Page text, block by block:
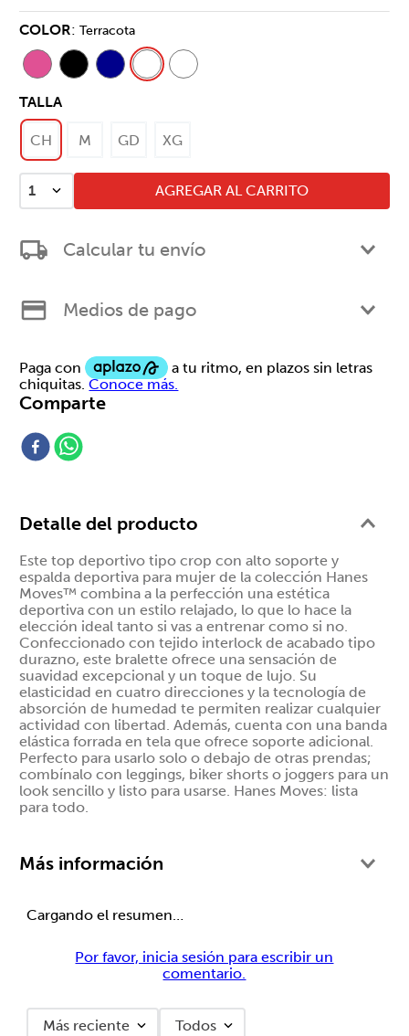
COLOR: Terracota
TALLA
CH M GD XG
1 AGREGAR AL CARRITO
Calcular tu envío
Medios de pago
Comparte
Detalle del producto
Este top deportivo tipo crop con alto soporte y
espalda deportiva para mujer de la colección Hanes
Moves™ combina a la perfección una estética
deportiva con un estilo relajado, lo que lo hace la
elección ideal tanto si vas a entrenar como si no.
Confeccionado con tejido interlock de acabado tipo
durazno, este bralette ofrece una sensación de
suavidad excepcional y un toque de lujo. Su
elasticidad en cuatro direcciones y la tecnología de
absorción de humedad te permiten realizar cualquier
actividad con libertad. Además, cuenta con una banda
elástica forrada en tela que ofrece soporte adicional.
Perfecto para usarlo solo o debajo de otras prendas;
combínalo con leggings, biker shorts o joggers para un
look sencillo y listo para usarse. Hanes Moves: lista
para todo.
Más información
Cargando el resumen…
Por favor, inicia sesión para escribir un
comentario.
Más reciente Todos